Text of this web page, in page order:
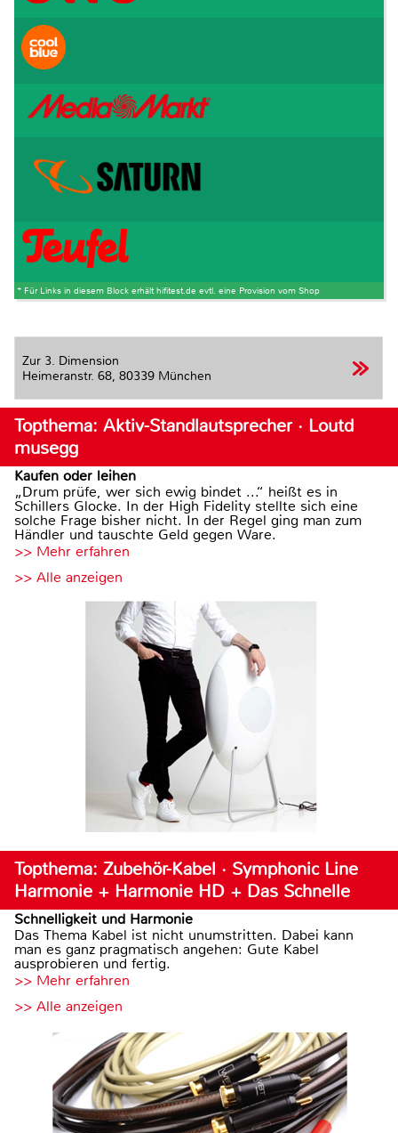
* Für Links in diesem Block erhält hifitest.de evtl. eine Provision vom Shop
Zur 3. Dimension
Heimeranstr. 68, 80339 München
Topthema: Aktiv-Standlautsprecher · Loutd
musegg
Kaufen oder leihen
„Drum prüfe, wer sich ewig bindet ...“ heißt es in
Schillers Glocke. In der High Fidelity stellte sich eine
solche Frage bisher nicht. In der Regel ging man zum
Händler und tauschte Geld gegen Ware.
>> Mehr erfahren
>> Alle anzeigen
Topthema: Zubehör-Kabel · Symphonic Line
Harmonie + Harmonie HD + Das Schnelle
Schnelligkeit und Harmonie
Das Thema Kabel ist nicht unumstritten. Dabei kann
man es ganz pragmatisch angehen: Gute Kabel
ausprobieren und fertig.
>> Mehr erfahren
>> Alle anzeigen